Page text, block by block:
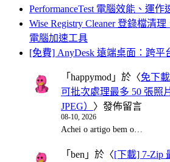
PerformanceTest 電腦效能、運
Wise Registry Cleaner 登錄檔清
電腦加速工具
[免費] AnyDesk 遠端桌面：跨平
「 happymod 」於〈免下
可批次處理最多 50 張照
JPEG） 〉發佈留言
08-10, 2026
Achei o artigo bem o…
「 ben 」於〈[下載] 7-Zip